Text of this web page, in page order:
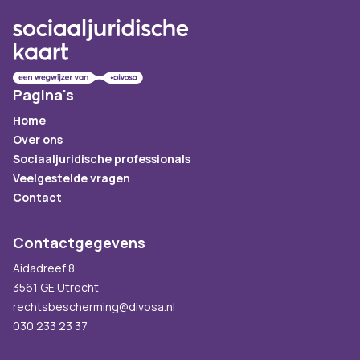
Pagina's
Home
Over ons
Sociaaljuridische professionals
Veelgestelde vragen
Contact
Contactgegevens
Aidadreef 8
3561 GE Utrecht
rechtsbescherming@divosa.nl
030 233 23 37